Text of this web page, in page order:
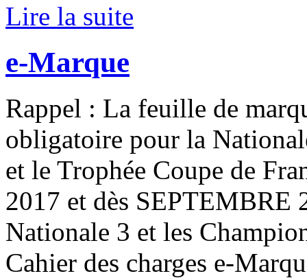
Lire la suite
e-Marque
Rappel : La feuille de
obligatoire pour la
et le Trophée Coupe de
2017 et dès SEPTEMBRE
Nationale 3 et les
Cahier des charges e-